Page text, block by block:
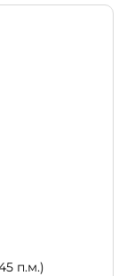
п.м.)